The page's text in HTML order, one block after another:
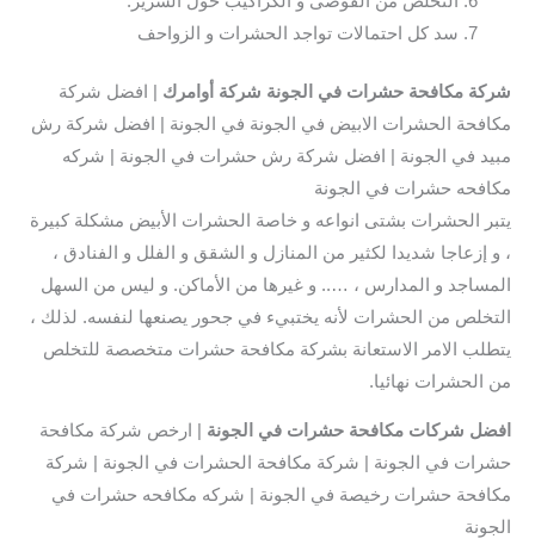
سد كل احتمالات تواجد الحشرات و الزواحف
شركة مكافحة حشرات في الجونة شركة أوامرك | افضل شركة
مكافحة الحشرات الابيض في الجونة في الجونة | افضل شركة رش
مبيد في الجونة | افضل شركة رش حشرات في الجونة | شركه
مكافحه حشرات في الجونة
يتبر الحشرات بشتى انواعه و خاصة الحشرات الأبيض مشكلة كبيرة
، و إزعاجا شديدا لكثير من المنازل و الشقق و الفلل و الفنادق ،
المساجد و المدارس ، ….. و غيرها من الأماكن. و ليس من السهل
التخلص من الحشرات لأنه يختبيء في جحور يصنعها لنفسه. لذلك ،
يتطلب الامر الاستعانة بشركة مكافحة حشرات متخصصة للتخلص
من الحشرات نهائيا.
افضل شركات مكافحة حشرات في الجونة | ارخص شركة مكافحة
حشرات في الجونة | شركة مكافحة الحشرات في الجونة | شركة
مكافحة حشرات رخيصة في الجونة | شركه مكافحه حشرات في
الجونة